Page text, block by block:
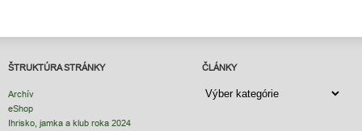
ŠTRUKTÚRA STRÁNKY
Archív
eShop
Ihrisko, jamka a klub roka 2024
ČLÁNKY
ČLÁNKY